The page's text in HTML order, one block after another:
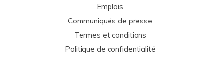
Emplois
Communiqués de presse
Termes et conditions
Politique de confidentialité